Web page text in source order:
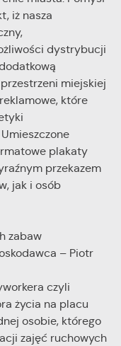
iż nasza
dystrybucji
miejskiej
które
plakaty
przekazem
jak i osób
zabaw
– Piotr
czyli
życia na placu
osobie, którego
zajęć ruchowych